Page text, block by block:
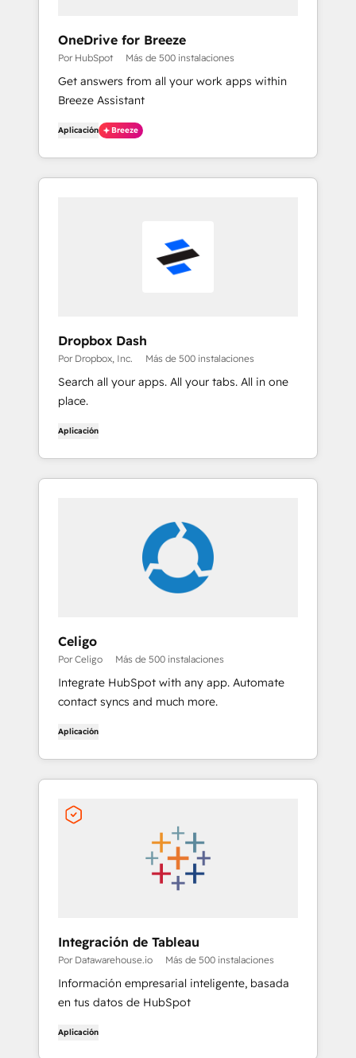
OneDrive for Breeze
Por HubSpot Más de 500 instalaciones
Get answers from all your work apps within
Breeze Assistant
Aplicación Breeze
Dropbox Dash
Por Dropbox, Inc. Más de 500 instalaciones
Search all your apps. All your tabs. All in one
place.
Aplicación
Celigo
Por Celigo Más de 500 instalaciones
Integrate HubSpot with any app. Automate
contact syncs and much more.
Aplicación
Integración de Tableau
Por Datawarehouse.io Más de 500 instalaciones
Información empresarial inteligente, basada
en tus datos de HubSpot
Aplicación